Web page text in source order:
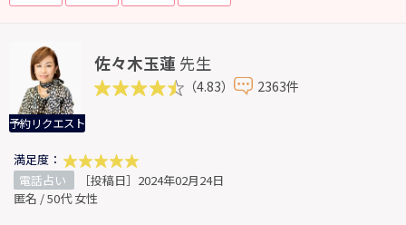
予約リクエスト
佐々木玉蓮 先生
（4.83） 2363件
満足度：
電話占い
［投稿日］2024年02月24日
匿名 / 50代 女性